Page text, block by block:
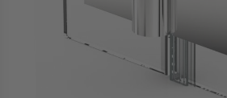
für Kategorie Zargen
für Kategorie